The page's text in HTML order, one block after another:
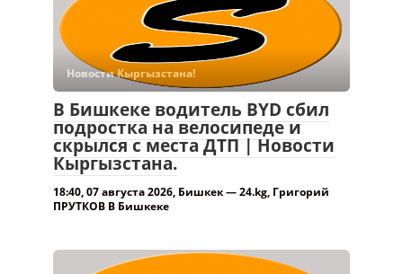
Новости Кыргызстана!
В Бишкеке водитель BYD сбил
подростка на велосипеде и
скрылся с места ДТП | Новости
Кыргызстана.
18:40, 07 августа 2026, Бишкек — 24.kg, Григорий
ПРУТКОВ В Бишкеке